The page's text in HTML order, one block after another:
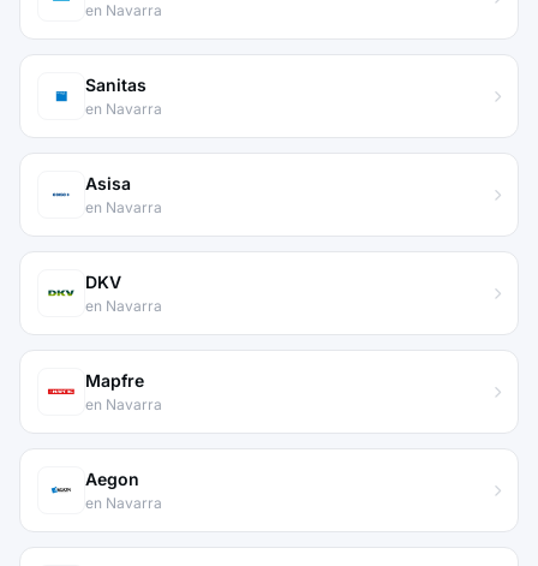
en Navarra
Sanitas
en Navarra
Asisa
en Navarra
DKV
en Navarra
Mapfre
en Navarra
Aegon
en Navarra